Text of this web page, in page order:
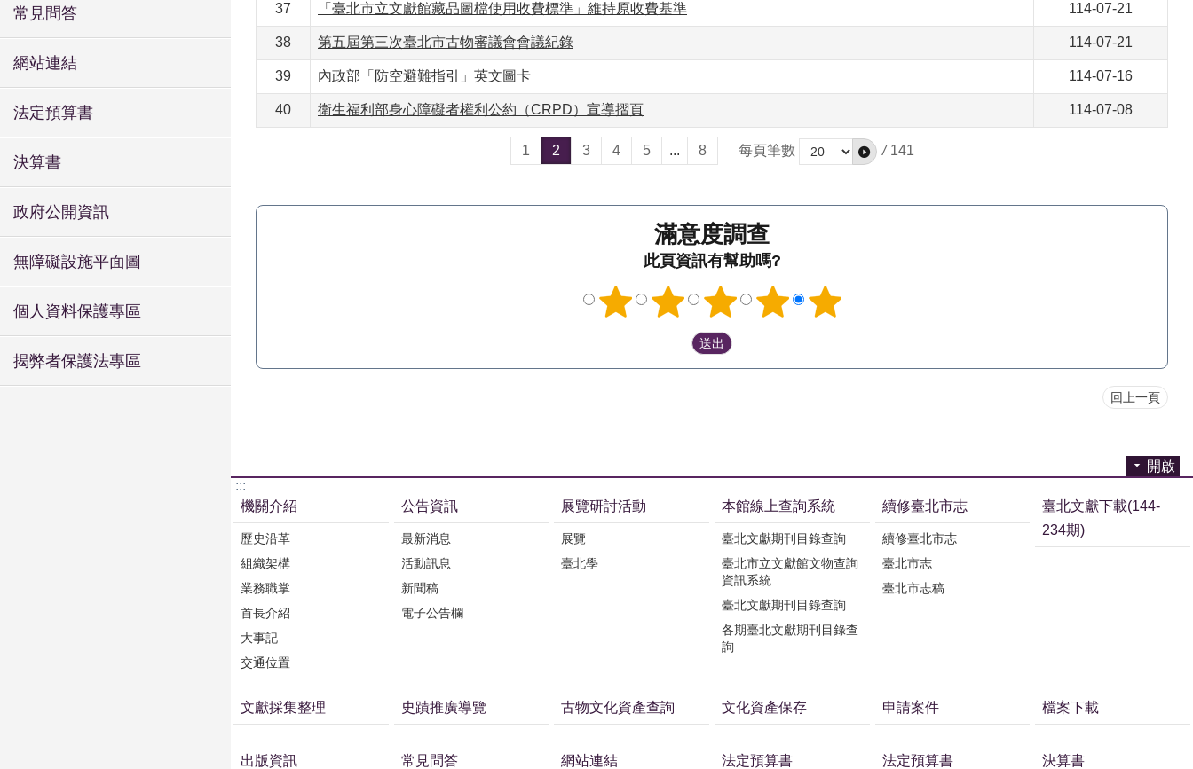
常見問答
網站連結
法定預算書
決算書
政府公開資訊
無障礙設施平面圖
個人資料保護專區
揭弊者保護法專區
37 「臺北市立文獻館藏品圖檔使用收費標準」維持原收費基準 114-07-21
38 第五屆第三次臺北市古物審議會會議紀錄 114-07-21
39 內政部「防空避難指引」英文圖卡 114-07-16
40 衛生福利部身心障礙者權利公約（CRPD）宣導摺頁 114-07-08
1 2 3 4 5 ... 8 每頁筆數 / 141
滿意度調查
此頁資訊有幫助嗎?
回上一頁
開啟
:::
機關介紹
歷史沿革
組織架構
業務職掌
首長介紹
大事記
交通位置
公告資訊
最新消息
活動訊息
新聞稿
電子公告欄
展覽研討活動
展覽
臺北學
本館線上查詢系統
臺北文獻期刊目錄查詢
臺北市立文獻館文物查詢
資訊系統
臺北文獻期刊目錄查詢
各期臺北文獻期刊目錄查
詢
續修臺北市志
續修臺北市志
臺北市志
臺北市志稿
臺北文獻下載(144-
234期)
文獻採集整理 史蹟推廣導覽 古物文化資產查詢 文化資產保存 申請案件 檔案下載
出版資訊 常見問答 網站連結 法定預算書 法定預算書 決算書